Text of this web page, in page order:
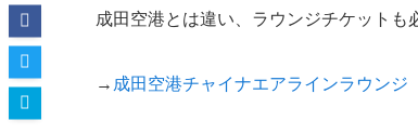
成田空港とは違い、ラウンジチケットも
→ 成田空港チャイナエアラインラウンジ